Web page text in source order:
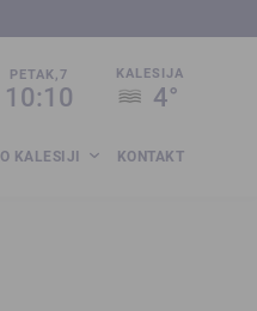
PETAK,7
10:10
KALESIJA
4°
O KALESIJI KONTAKT